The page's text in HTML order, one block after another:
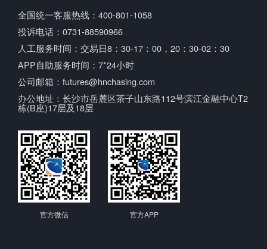
全国统一客服热线：400-801-1058
投诉电话：0731-88590966
人工服务时间：交易日8：30-17：00，20：30-02：30
APP自助服务时间：7*24小时
公司邮箱：futures@hnchasing.com
办公地址：长沙市岳麓区茶子山东路112号滨江金融中心T2
栋(B座)17层及18层
官方微信 官方APP